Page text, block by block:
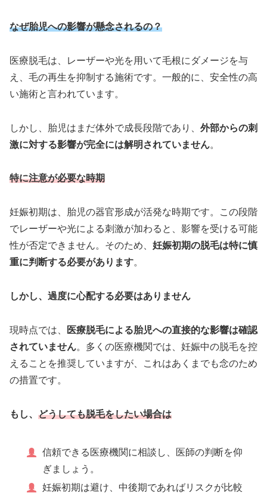
なぜ胎児への影響が懸念されるの？
医療脱毛は、レーザーや光を用いて毛根にダメージを与
え、毛の再生を抑制する施術です。一般的に、安全性の高
い施術と言われています。
しかし、胎児はまだ体外で成長段階であり、 外部からの刺
激に対する影響が完全には解明されていません。
特に注意が必要な時期
妊娠初期は、胎児の器官形成が活発な時期です。この段階
でレーザーや光による刺激が加わると、影響を受ける可能
性が否定できません。そのため、 妊娠初期の脱毛は特に慎
重に判断する必要があります。
しかし、過度に心配する必要はありません
現時点では、
医療脱毛による胎児への直接的な影響は確認
されていません。多くの医療機関では、妊娠中の脱毛を控
えることを推奨していますが、これはあくまでも念のため
の措置です。
もし、 どうしても脱毛をしたい場合は
信頼できる医療機関に相談し、医師の判断を仰
ぎましょう。
妊娠初期は避け、中後期であればリスクが比較